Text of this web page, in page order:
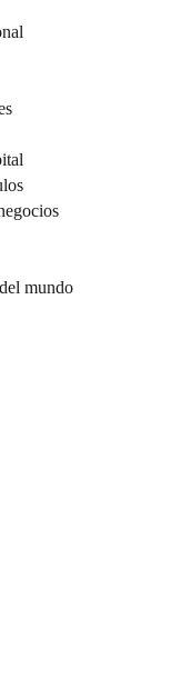
mundo